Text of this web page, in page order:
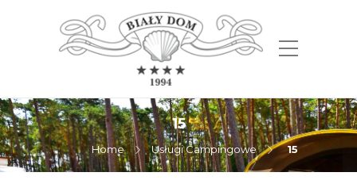
15
Home Usługi Campingowe 15